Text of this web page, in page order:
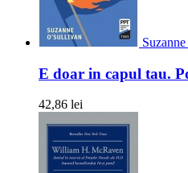
E doar in capul tau.
42,86 lei